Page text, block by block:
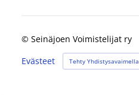
© Seinäjoen Voimistelijat ry
Evästeet
Tehty Yhdistysavaimella